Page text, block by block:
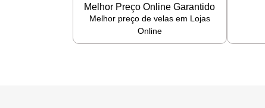
Melhor Preço Online Garantido
Melhor preço de velas em Lojas
Online